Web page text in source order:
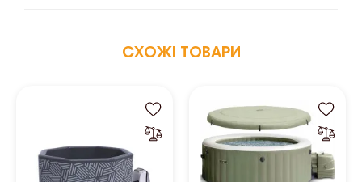
СХОЖІ ТОВАРИ